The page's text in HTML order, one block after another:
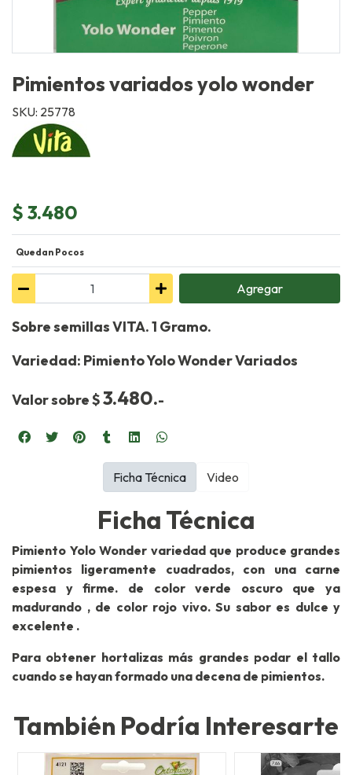
Pimientos variados yolo wonder
SKU: 25778
$ 3.480
Quedan Pocos
Agregar
Sobre semillas VITA. 1 Gramo.
Variedad: Pimiento Yolo Wonder Variados
Valor sobre $3.480.-
Ficha Técnica
Pimiento Yolo Wonder variedad que produce grandes
pimientos ligeramente cuadrados, con una carne
espesa y firme. de color verde oscuro que ya
madurando , de color rojo vivo. Su sabor es dulce y
excelente .
Para obtener hortalizas más grandes podar el tallo
cuando se hayan formado una decena de pimientos.
Ficha Técnica Video
También Podría Interesarte